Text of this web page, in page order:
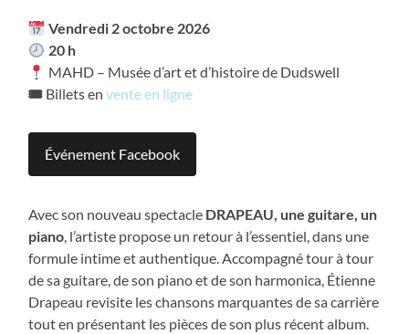
Vendredi 2 octobre 2026
20 h
MAHD – Musée d’art et d’histoire de Dudswell
🎟 Billets envente en ligne
Événement Facebook
Avec son nouveau spectacle DRAPEAU, une guitare, un
piano, l’artiste propose un retour à l’essentiel, dans une
formule intime et authentique. Accompagné tour à tour
de sa guitare, de son piano et de son harmonica, Étienne
Drapeau revisite les chansons marquantes de sa carrière
tout en présentant les pièces de son plus récent album.